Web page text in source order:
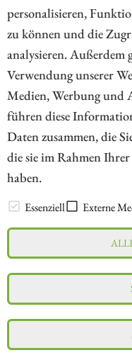
personalisieren,
zu können und die
analysieren.
Verwendung unserer
Medien, Werbung und
führen diese
Daten zusammen, die
die sie im Rahmen
haben.
Essenziell Externe
ZUM KOMMENTAR
// kapitalerhoehungen.de -
Investoren und
und
LEXIKON
Impressum
Datenschutz
Interessenskonflikt &
Nutzungsbedingungen